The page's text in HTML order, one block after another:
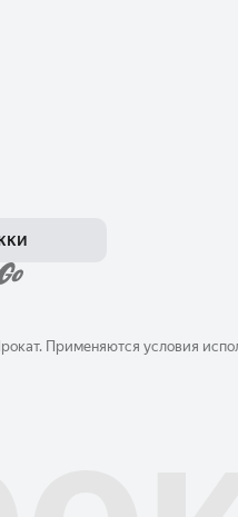
Применяются условия